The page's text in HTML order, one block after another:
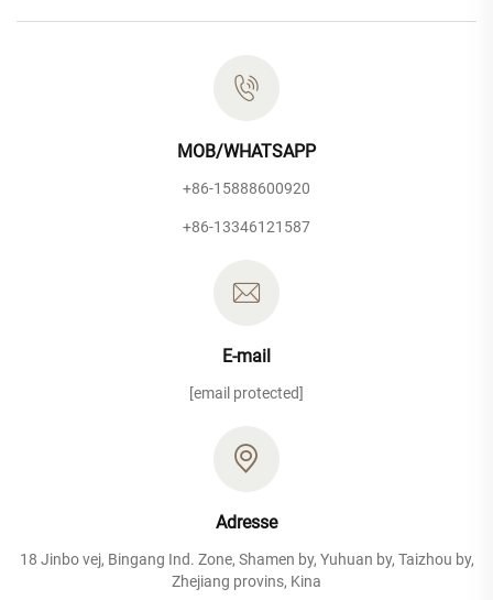
MOB/WHATSAPP
+86-15888600920
+86-13346121587
E-mail
[email protected]
Adresse
18 Jinbo vej, Bingang Ind. Zone, Shamen by, Yuhuan by, Taizhou by,
Zhejiang provins, Kina